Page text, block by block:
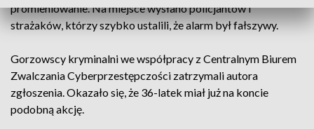
promieniowanie. Na miejsce wysłano policjantów i
strażaków, którzy szybko ustalili, że alarm był fałszywy.
Gorzowscy kryminalni we współpracy z Centralnym Biurem
Zwalczania Cyberprzestępczości zatrzymali autora
zgłoszenia. Okazało się, że 36-latek miał już na koncie
podobną akcję.